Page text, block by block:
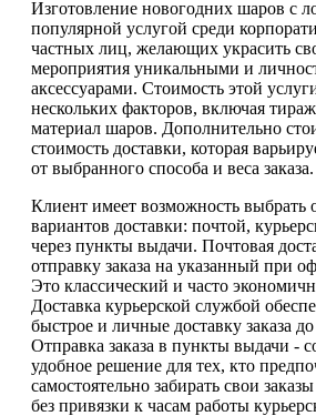
Изготовление новогодних шаров с
популярной услугой среди
частных лиц, желающих украсить
мероприятия уникальными и
аксессуарами. Стоимость этой
нескольких факторов, включая
материал шаров. Дополнительно
стоимость доставки, которая
от выбранного способа и веса заказа.
Клиент имеет возможность выбрать
вариантов доставки: почтой,
через пункты выдачи. Почтовая
отправку заказа на указанный при
Это классический и часто
Доставка курьерской службой
быстрое и личные доставку заказа
Отправка заказа в пункты выдачи -
удобное решение для тех, кто
самостоятельно забирать свои
без привязки к часам работы